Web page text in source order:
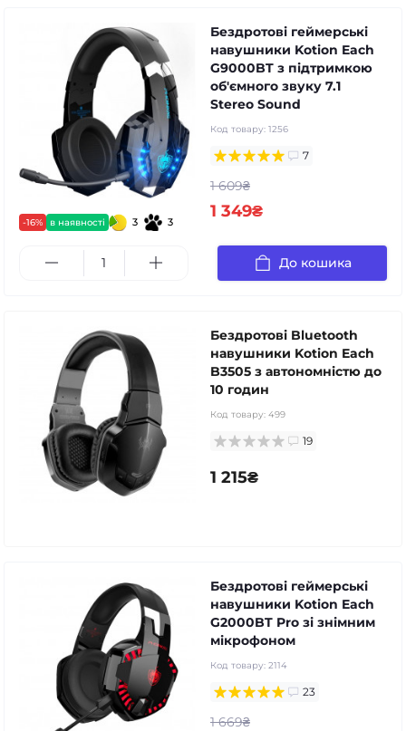
-16% в наявності 3 3
Бездротові геймерські
навушники Kotion Each
G9000BT з підтримкою
об'ємного звуку 7.1
Stereo Sound
Код товару: 1256
7
1 609₴
1 349₴
До кошика
Бездротові Bluetooth
навушники Kotion Each
B3505 з автономністю до
10 годин
Код товару: 499
19
1 215₴
Бездротові геймерські
навушники Kotion Each
G2000BT Pro зі знімним
мікрофоном
Код товару: 2114
23
1 669₴